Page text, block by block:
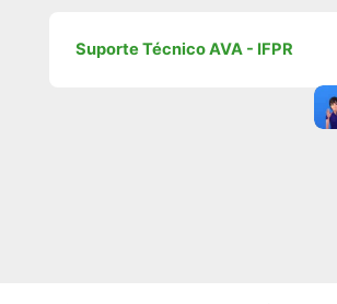
Suporte Técnico AVA - IFPR